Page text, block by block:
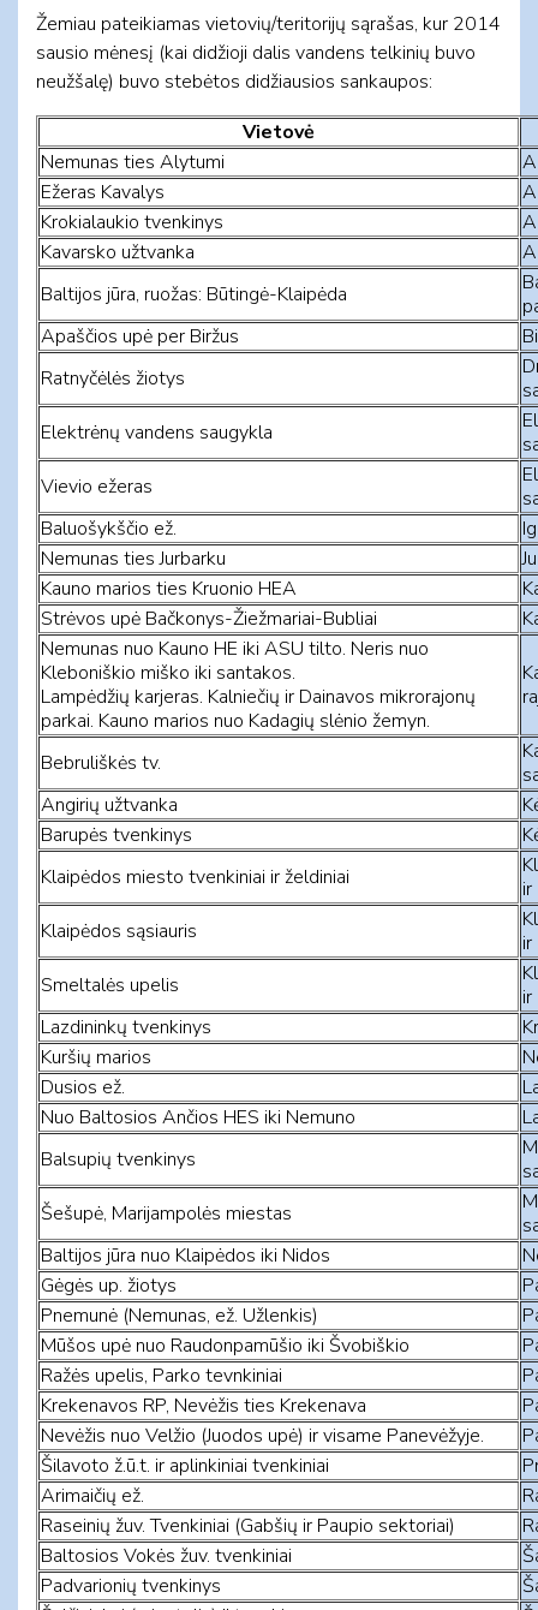
Žemiau pateikiamas vietovių/teritorijų sąrašas, kur 2014
sausio mėnesį (kai didžioji dalis vandens telkinių buvo
neužšalę) buvo stebėtos didžiausios sankaupos:
Vietovė
Nemunas ties Alytumi
Ežeras Kavalys
Krokialaukio tvenkinys
Kavarsko užtvanka
Baltijos jūra, ruožas: Būtingė-Klaipėda
Apaščios upė per Biržus
Ratnyčėlės žiotys
Elektrėnų vandens saugykla
Vievio ežeras
Baluošykščio ež.
Nemunas ties Jurbarku
Kauno marios ties Kruonio HEA
Strėvos upė Bačkonys-Žiežmariai-Bubliai
Nemunas nuo Kauno HE iki ASU tilto. Neris nuo
Kleboniškio miško iki santakos.
Lampėdžių karjeras. Kalniečių ir Dainavos mikrorajonų
parkai. Kauno marios nuo Kadagių slėnio žemyn.
Bebruliškės tv.
Angirių užtvanka
Barupės tvenkinys
Klaipėdos miesto tvenkiniai ir želdiniai
ir
Klaipėdos sąsiauris
ir
Smeltalės upelis
ir
Lazdininkų tvenkinys
Kuršių marios
Dusios ež.
Nuo Baltosios Ančios HES iki Nemuno
Balsupių tvenkinys
Šešupė, Marijampolės miestas
Baltijos jūra nuo Klaipėdos iki Nidos
Gėgės up. žiotys
Pnemunė (Nemunas, ež. Užlenkis)
Mūšos upė nuo Raudonpamūšio iki Švobiškio
Ražės upelis, Parko tevnkiniai
Krekenavos RP, Nevėžis ties Krekenava
Nevėžis nuo Velžio (Juodos upė) ir visame Panevėžyje.
Šilavoto ž.ū.t. ir aplinkiniai tvenkiniai
Arimaičių ež.
Raseinių žuv. Tvenkiniai (Gabšių ir Paupio sektoriai)
Baltosios Vokės žuv. tvenkiniai
Padvarionių tvenkinys